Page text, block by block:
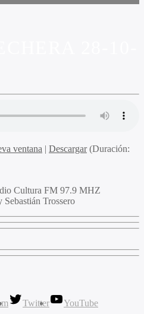
ventana | Descargar(Duración:
Cultura FM 97.9 MHZ
Trossero
Twitter
YouTube